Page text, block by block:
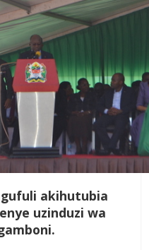
akihutubia
uzinduzi wa